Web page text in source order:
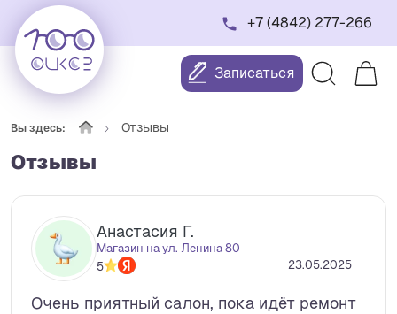
+7 (4842) 277-266
Записаться
Вы здесь: Отзывы
Отзывы
Анастасия Г.
Магазин на ул. Ленина 80
5
23.05.2025
Очень приятный салон, пока идёт ремонт